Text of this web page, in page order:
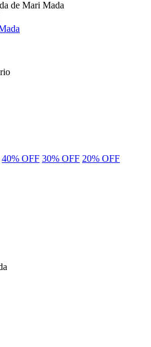
40% OFF 30% OFF 20% OFF